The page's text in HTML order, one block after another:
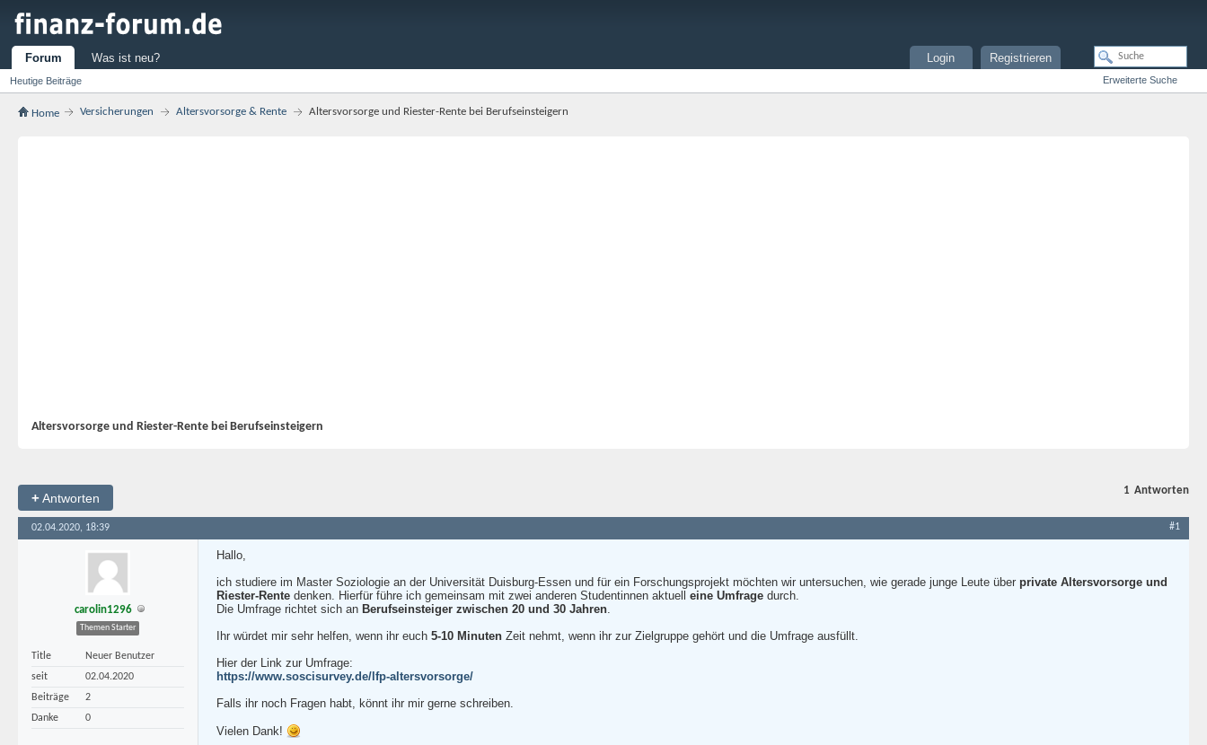
Forum
Heutige Beiträge
Was ist neu? Registrieren
Login
Erweiterte Suche
Home Versicherungen Altersvorsorge & Rente Altersvorsorge und Riester-Rente bei Berufseinsteigern
Altersvorsorge und Riester-Rente bei Berufseinsteigern
+Antworten
1 Antworten
02.04.2020, 18:39 #1
carolin1296
Themen Starter
Title
Neuer Benutzer
seit
02.04.2020
Beiträge
2
Danke
0
Hallo,
ich studiere im Master Soziologie an der Universität Duisburg-Essen und für ein Forschungsprojekt möchten wir untersuchen, wie gerade junge Leute über private Altersvorsorge und
Riester-Rente denken. Hierfür führe ich gemeinsam mit zwei anderen Studentinnen aktuell eine Umfrage durch.
Die Umfrage richtet sich an Berufseinsteiger zwischen 20 und 30 Jahren.
Ihr würdet mir sehr helfen, wenn ihr euch 5-10 Minuten Zeit nehmt, wenn ihr zur Zielgruppe gehört und die Umfrage ausfüllt.
Hier der Link zur Umfrage:
https://www.soscisurvey.de/lfp-altersvorsorge/
Falls ihr noch Fragen habt, könnt ihr mir gerne schreiben.
Vielen Dank!